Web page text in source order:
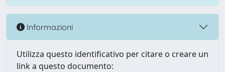
Informazioni
Utilizza questo identificativo per citare o creare un
link a questo documento: